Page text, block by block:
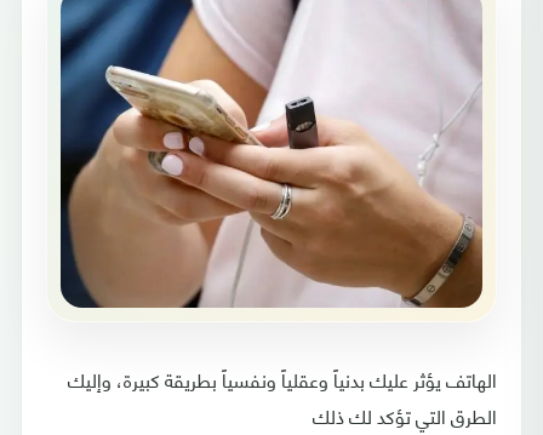
الهاتف يؤثر عليك بدنياً وعقلياً ونفسياً بطريقة كبيرة، وإليك
الطرق التي تؤكد لك ذلك